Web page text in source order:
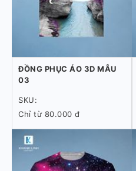
ĐỒNG PHỤC ÁO 3D MẪU
03
SKU:
Chỉ từ 80.000 đ